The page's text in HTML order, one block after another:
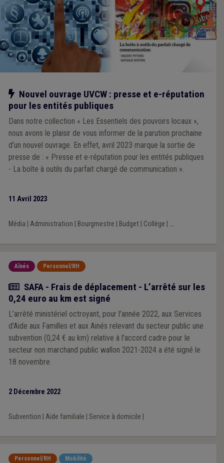
Notre action
Nouvel ouvrage UVCW : presse et e-réputation
pour les entités publiques
Dans notre collection « Les Essentiels des pouvoirs locaux »,
nous avons le plaisir de vous informer de la parution prochaine
d’un nouvel ouvrage. En effet, avril 2023 marque la sortie de
presse de : « Presse et e-réputation pour les entités publiques
- La boîte à outils du parfait chargé de communication ».
11 Avril 2023
Média Administration Bourgmestre Budget| Collège ...
Aînés Personnel/RH
Actualité
SAFA - Frais de déplacement - L’arrêté sur les
0,24 euro au km est signé
L’arrêté ministériel octroyant, pour l'année 2022, aux Services
d'Aide aux Familles et aux Ainés relevant du secteur public une
subvention (0,24 € au km) relative à l'accord cadre pour le
secteur non marchand public wallon 2021-2024 a été signé le
18 novembre.
2 Décembre 2022
Subvention Aide familiale Service à domicile
Personnel/RH Mobilité